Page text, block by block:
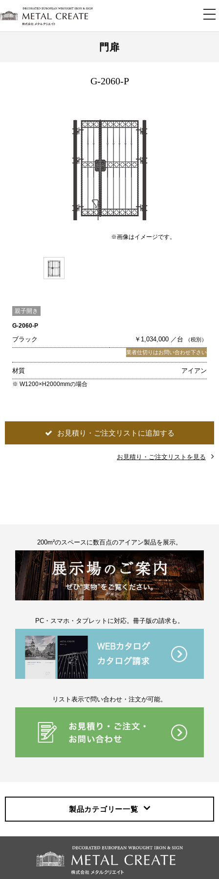
門扉
G-2060-P
※画像はイメージです。
親子開き
G-2060-P
ブラック ￥1,034,000 ／台 （税別）
業者仕切りはお問い合わせ下さい
材質 アイアン
※ W1200×H2000mmの場合
お見積り・ご注文リストに追加する
お見積り・ご注文リストを見る
200m²のスペースに数百点のアイアン製品を展示。
PC・スマホ・タブレットに対応。冊子版の請求も。
リスト表示で問い合わせ・注文が可能。
製品カテゴリー一覧